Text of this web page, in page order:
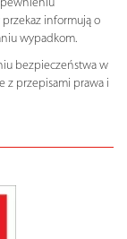
informują o
wypadkom.
bezpieczeństwa w
z przepisami prawa i